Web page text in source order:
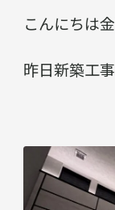
こんにちは
昨日新築工